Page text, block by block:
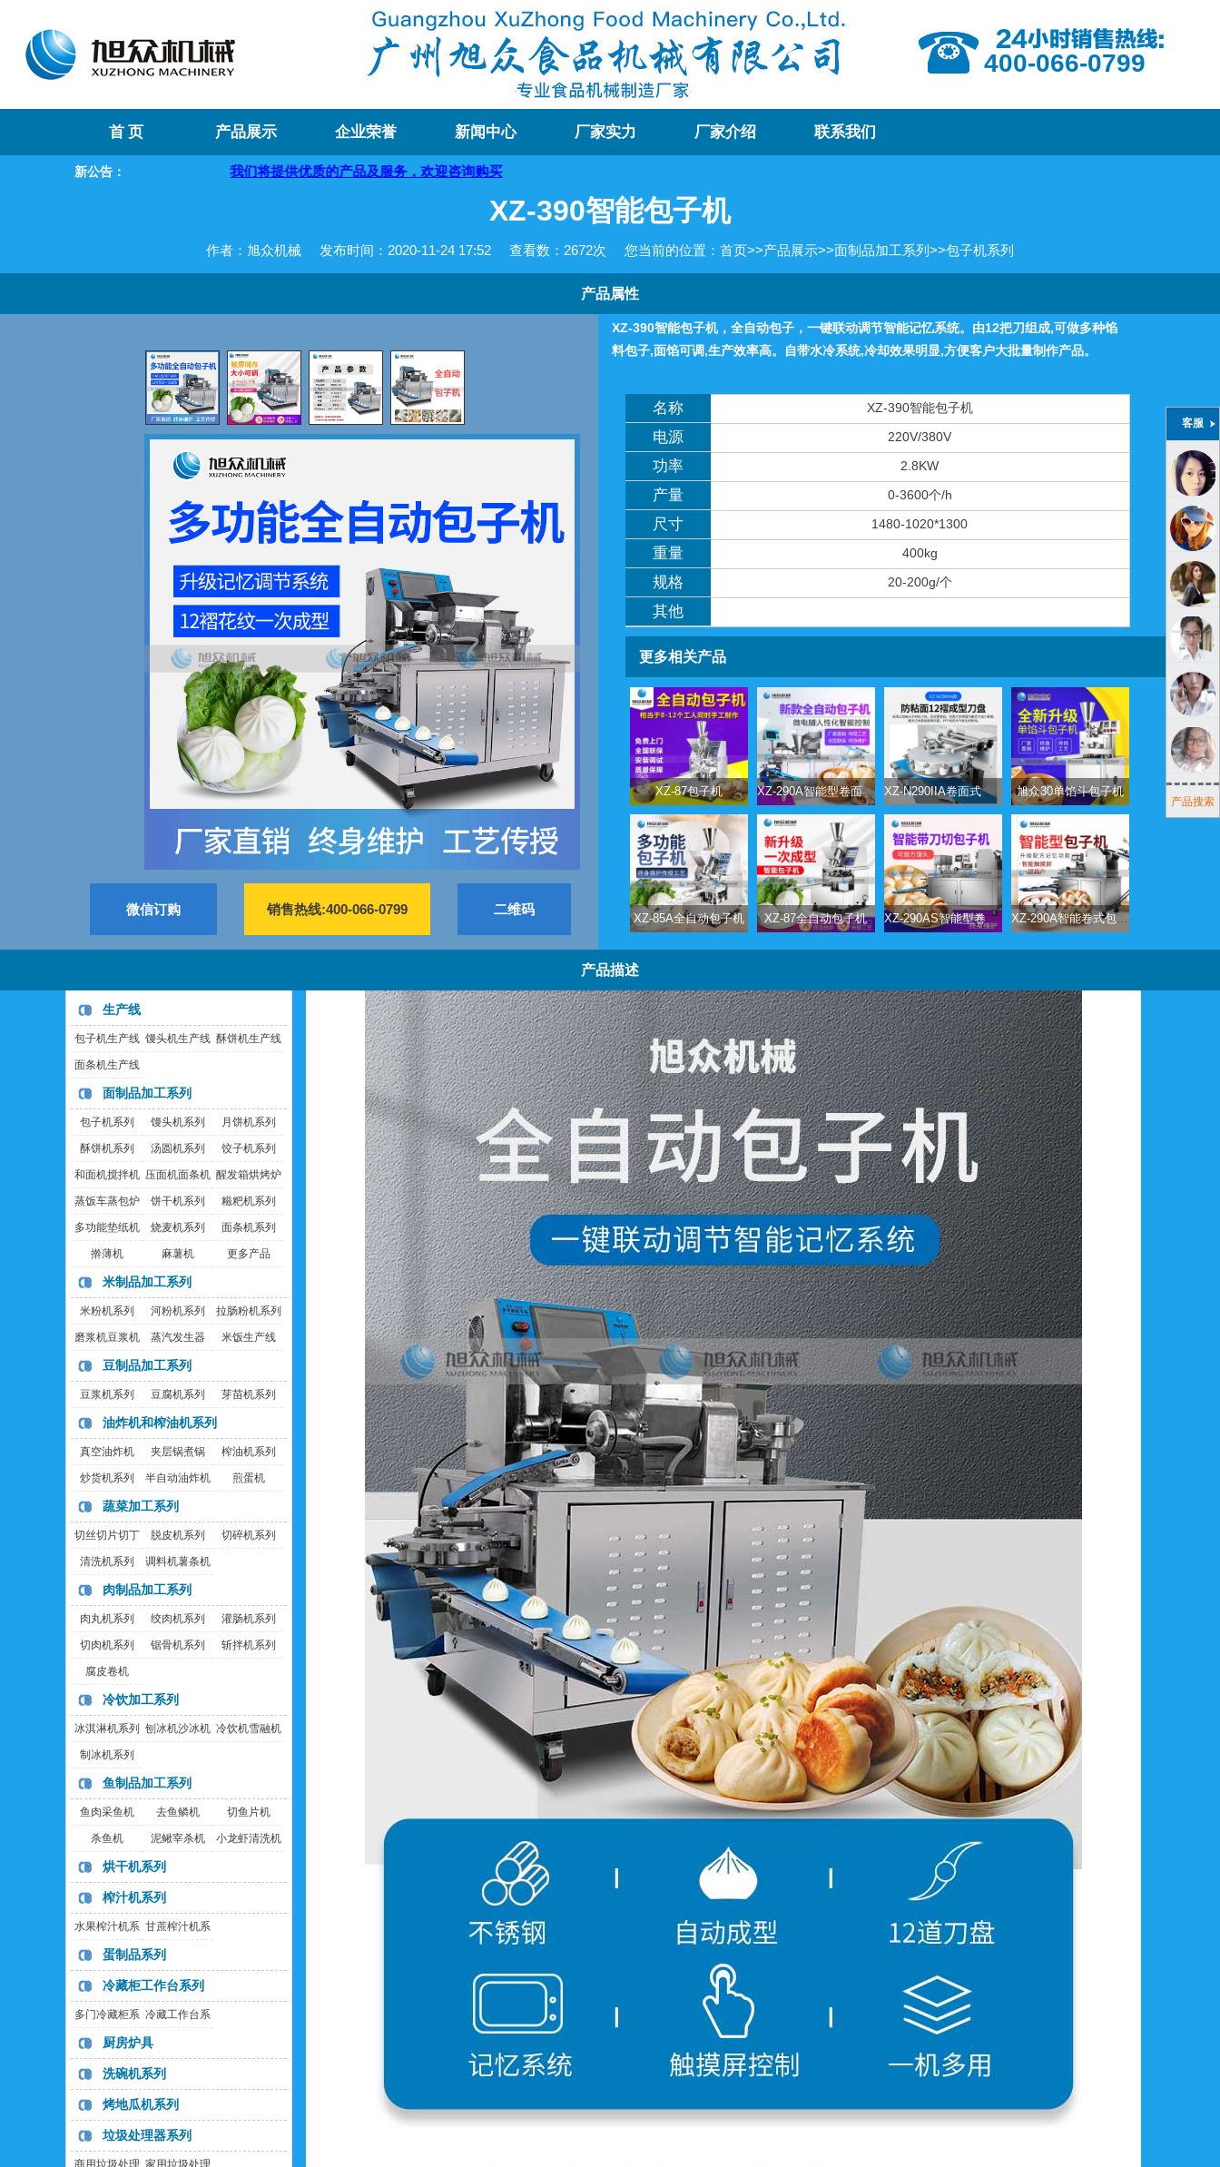
400-066-0799
首 页 产品展示 企业荣誉 新闻中心 厂家实力 厂家介绍 联系我们
新公告：
欢迎您！ 我们将提供优质的产品及服务，欢迎咨询购买
XZ-390智能包子机
作者：旭众机械 发布时间：2020-11-24 17:52 查看数： 2672次 您当前的位置： 首页>>产品展示>>面制品加工系列 >>包子机系列
产品属性
微信订购 销售热线:400-066-0799 二维码
XZ-390智能包子机，全自动包子，一键联动调节智能记忆系统。由12把刀组成,可做多种馅
料包子,面馅可调,生产效率高。自带水冷系统,冷却效果明显,方便客户大批量制作产品。
名称 XZ-390智能包子机
电源 220V/380V
功率 2.8KW
产量 0-3600个/h
尺寸 1480-1020*1300
重量 400kg
规格 20-200g/个
其他
更多相关产品
XZ-87包子机 XZ-290A智能型卷面包子机 XZ-N290IIA卷面式包子机 旭众30单馅斗包子机
XZ-85A全自动包子机 XZ-87全自动包子机 XZ-290AS智能型卷面包子机 XZ-290A智能卷式包子机
产品描述
生产线
包子机生产线 馒头机生产线 酥饼机生产线
面条机生产线
面制品加工系列
包子机系列 馒头机系列 月饼机系列
酥饼机系列 汤圆机系列 饺子机系列
和面机搅拌机 压面机面条机 醒发箱烘烤炉
蒸饭车蒸包炉 饼干机系列 糍粑机系列
多功能垫纸机 烧麦机系列 面条机系列
擀薄机 麻薯机 更多产品
米制品加工系列
米粉机系列 河粉机系列 拉肠粉机系列
磨浆机豆浆机 蒸汽发生器 米饭生产线
豆制品加工系列
豆浆机系列 豆腐机系列 芽苗机系列
油炸机和榨油机系列
真空油炸机 夹层锅煮锅 榨油机系列
炒货机系列 半自动油炸机 煎蛋机
蔬菜加工系列
切丝切片切丁
机
脱皮机系列 切碎机系列
清洗机系列 调料机薯条机
肉制品加工系列
肉丸机系列 绞肉机系列 灌肠机系列
切肉机系列 锯骨机系列 斩拌机系列
腐皮卷机
冷饮加工系列
冰淇淋机系列 刨冰机沙冰机 冷饮机雪融机
制冰机系列
鱼制品加工系列
鱼肉采鱼机 去鱼鳞机 切鱼片机
杀鱼机 泥鳅宰杀机 小龙虾清洗机
烘干机系列
榨汁机系列
水果榨汁机系
列
甘蔗榨汁机系
蛋制品系列
冷藏柜工作台系列
多门冷藏柜系
列
冷藏工作台系
厨房炉具
洗碗机系列
烤地瓜机系列
垃圾处理器系列
商用垃圾处理 家用垃圾处理
客服
产品搜索